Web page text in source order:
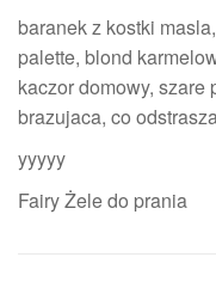
baranek z kostki
palette, blond
kaczor domowy, szare
brazujaca, co
yyyyy
Fairy Żele do prania